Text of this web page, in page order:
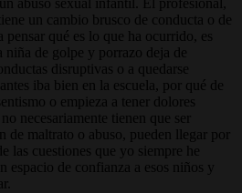
abuso sexual infantil. El profesional,
un cambio brusco de conducta o de
pensar qué es lo que ha ocurrido, es
niña de golpe y porrazo deja de
disruptivas o a quedarse
iba bien en la escuela, por qué de
o empieza a tener dolores
necesariamente tienen que ser
de maltrato o abuso, pueden llegar por
las cuestiones que yo siempre he
espacio de confianza a esos niños y